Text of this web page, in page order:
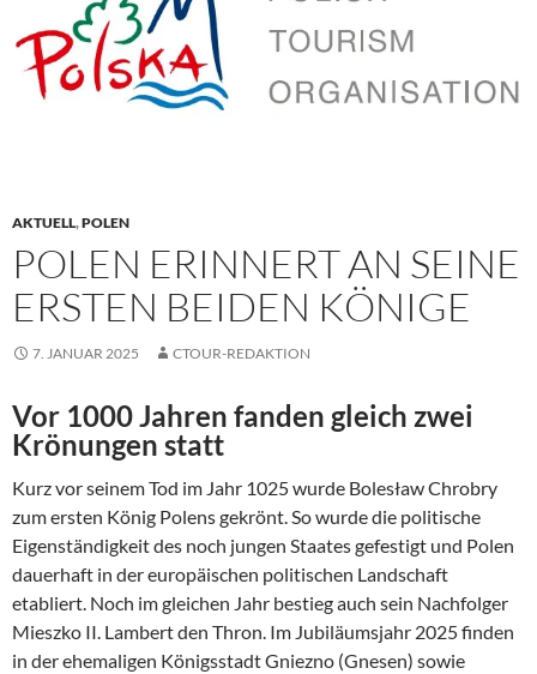
AKTUELL,POLEN
POLEN ERINNERT AN SEINE
ERSTEN BEIDEN KÖNIGE
7. JANUAR 2025 CTOUR-REDAKTION
Vor 1000 Jahren fanden gleich zwei
Krönungen statt
Kurz vor seinem Tod im Jahr 1025 wurde Bolesław Chrobry
zum ersten König Polens gekrönt. So wurde die politische
Eigenständigkeit des noch jungen Staates gefestigt und Polen
dauerhaft in der europäischen politischen Landschaft
etabliert. Noch im gleichen Jahr bestieg auch sein Nachfolger
Mieszko II. Lambert den Thron. Im Jubiläumsjahr 2025 finden
in der ehemaligen Königsstadt Gniezno (Gnesen) sowie